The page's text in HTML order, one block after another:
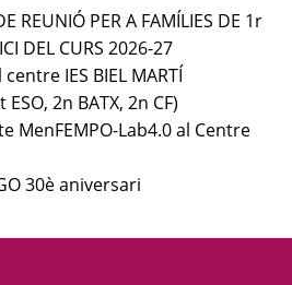
REUNIÓ PER A FAMÍLIES DE 1r
DEL CURS 2026-27
IES BIEL MARTÍ
2n BATX, 2n CF)
MenFEMPO-Lab4.0 al Centre
30è aniversari